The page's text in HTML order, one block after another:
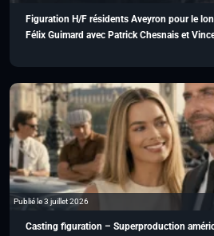
Figuration H/F résidents Aveyron pour le
Félix Guimard avec Patrick Chesnais et
Publié le 3 juillet 2026
Casting figuration – Superproduction